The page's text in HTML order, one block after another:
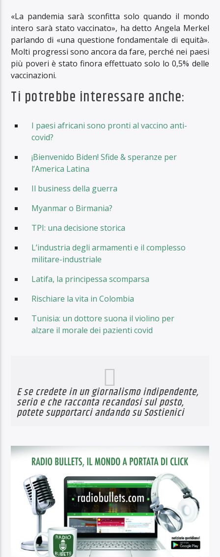
«La pandemia sarà sconfitta solo quando il mondo
intero sarà stato vaccinato», ha detto Angela Merkel
parlando di «una questione fondamentale di equità».
Molti progressi sono ancora da fare, perché nei paesi
più poveri è stato finora effettuato solo lo 0,5% delle
vaccinazioni.
Ti potrebbe interessare anche:
I paesi africani sono pronti al vaccino anti-
covid?
¡Bienvenido Biden! Sfide & speranze per
l’America Latina
Il business della guerra
Myanmar o Birmania?
TPI: una decisione storica
L’industria degli armamenti e il complesso
militare-industriale
Latifa, la principessa scomparsa
Rischiare la vita in Colombia
Tunisia: un dottore suona il violino per
alzare il morale dei pazienti covid
E se credete in un giornalismo indipendente,
serio e che racconta recandosi sul posto,
potete supportarci andando suSostienici